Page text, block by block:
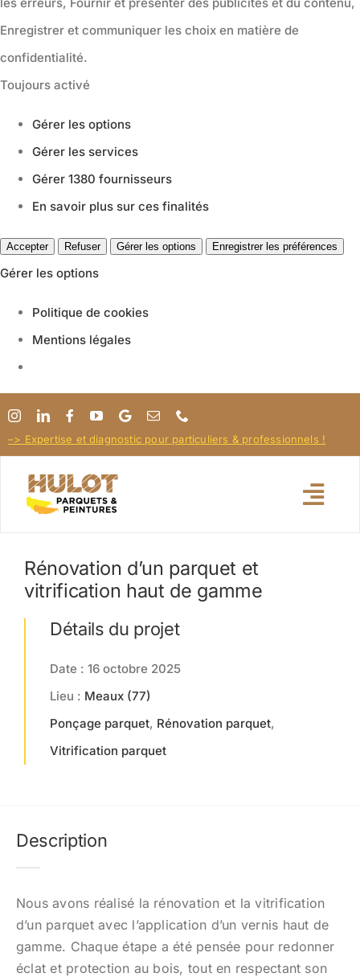
Enregistrer et communiquer les choix en matière de
confidentialité.
Toujours activé
Gérer les options
Gérer les services
Gérer 1380 fournisseurs
En savoir plus sur ces finalités
Accepter Refuser Gérer les options Enregistrer les préférences
Gérer les options
Politique de cookies
Mentions légales
contenu
–> Expertise et diagnostic pour particuliers & professionnels !
Pose / Rénovation parquet
Entretien Terrasse
Pour les Pros !
Nos réalisations
Charte Qualité
Rénovation d’un parquet et
vitrification haut de gamme
Détails du projet
Date : 16 octobre 2025
Lieu : Meaux (77)
Ponçage parquet, Rénovation parquet,
Vitrification parquet
Description
Nous avons réalisé la rénovation et la vitrification
d’un parquet avec l’application d’un vernis haut de
gamme. Chaque étape a été pensée pour redonner
éclat et protection au bois, tout en respectant son